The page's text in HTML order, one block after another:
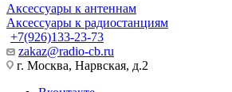
Аксессуары к антеннам
Аксессуары к радиостанциям
+7(926)133-23-73
zakaz@radio-cb.ru
г. Москва, Нарвская, д.2